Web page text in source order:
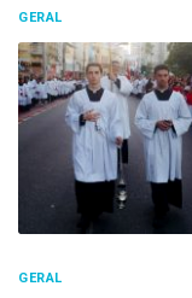
GERAL
GERAL